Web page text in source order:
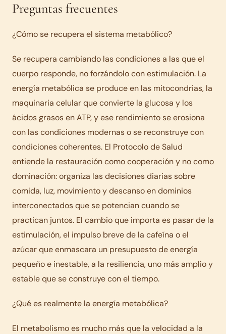
Preguntas frecuentes
¿Cómo se recupera el sistema metabólico?
Se recupera cambiando las condiciones a las que el
cuerpo responde, no forzándolo con estimulación. La
energía metabólica se produce en las mitocondrias, la
maquinaria celular que convierte la glucosa y los
ácidos grasos en ATP, y ese rendimiento se erosiona
con las condiciones modernas o se reconstruye con
condiciones coherentes. El Protocolo de Salud
entiende la restauración como cooperación y no como
dominación: organiza las decisiones diarias sobre
comida, luz, movimiento y descanso en dominios
interconectados que se potencian cuando se
practican juntos. El cambio que importa es pasar de la
estimulación, el impulso breve de la cafeína o el
azúcar que enmascara un presupuesto de energía
pequeño e inestable, a la resiliencia, uno más amplio y
estable que se construye con el tiempo.
¿Qué es realmente la energía metabólica?
El metabolismo es mucho más que la velocidad a la